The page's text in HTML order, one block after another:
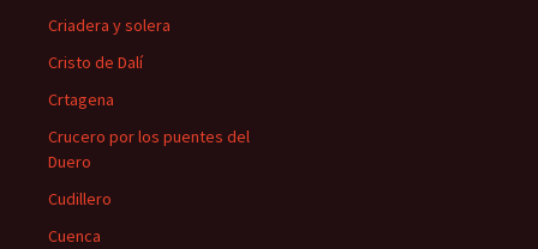
Criadera y solera
Cristo de Dalí
Crtagena
Crucero por los puentes del
Duero
Cudillero
Cuenca